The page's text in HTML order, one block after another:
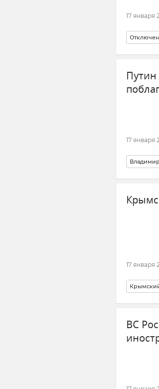
17 января
ЖКХ
17 января
Россия
17 января
ВС